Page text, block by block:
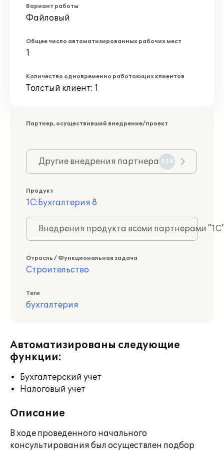
Вариант работы
Файловый
Общее число автоматизированных рабочих мест
1
Количество одновременно работающих клиентов
Толстый клиент: 1
Партнер, осуществивший внедрение/проект
Другие внедрения партнера 234
Продукт
1С:Бухгалтерия 8
Внедрения продукта всеми партнерами
Отрасль / Функциональная задача
Строительство
Теги
бухгалтерия
Автоматизированы следующие
функции:
Бухгалтерский учет
Налоговый учет
Описание
В ходе проведенного начального
консультирования был осуществлен подбор